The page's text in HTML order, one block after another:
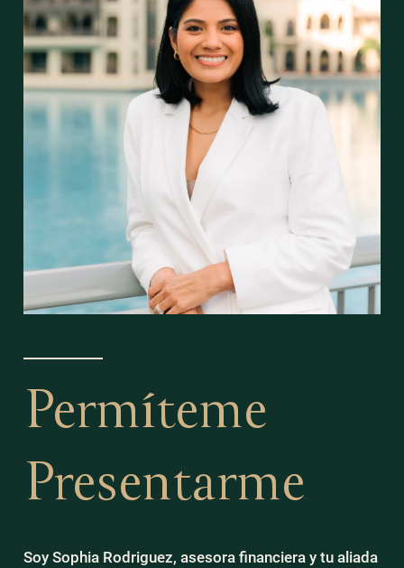
Permíteme
Presentarme
Soy Sophia Rodriguez, asesora financiera y tu aliada